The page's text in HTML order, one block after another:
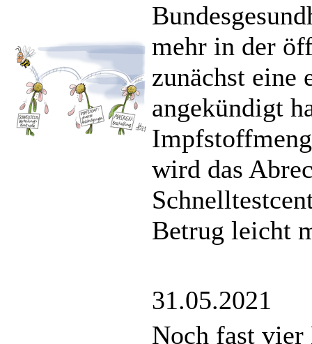
mehr in der
zunächst eine
angekündigt
wird das
Betrug leicht
31.05.2021
Noch fast vier